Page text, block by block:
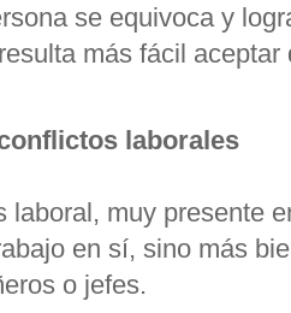
se equivoca y
más fácil
laborales
laboral, muy presente
en sí, sino más
o jefes.